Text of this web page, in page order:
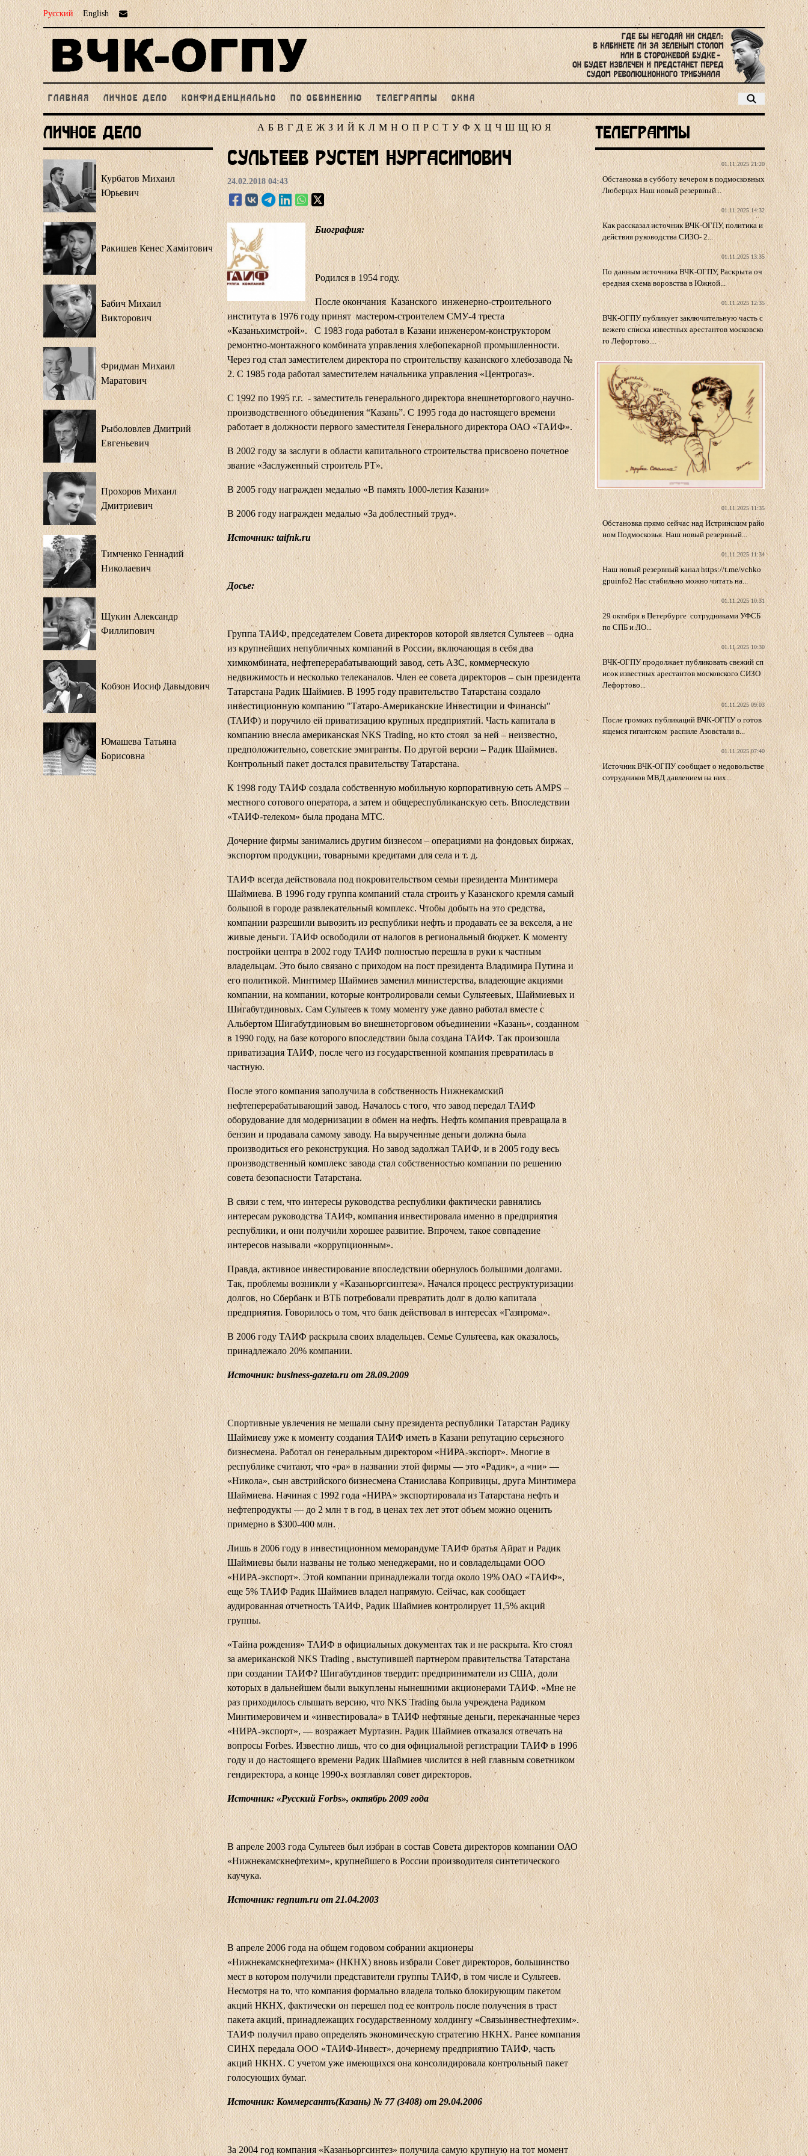
Русский English
ГЛАВНАЯ ЛИЧНОЕ ДЕЛО КОНФИДЕНЦИАЛЬНО ПО ОБВИНЕНИЮ ТЕЛЕГРАММЫ ОКНА
Личное Дело
Курбатов Михаил
Юрьевич
Ракишев Кенес Хамитович
Бабич Михаил
Викторович
Фридман Михаил
Маратович
Рыболовлев Дмитрий
Евгеньевич
Прохоров Михаил
Дмитриевич
Тимченко Геннадий
Николаевич
Щукин Александр
Филлипович
Кобзон Иосиф Давыдович
Юмашева Татьяна
Борисовна
А Б В Г Д Е Ж З И Й К Л М Н О П Р С Т У Ф Х Ц Ч Ш Щ Ю Я
Сультеев Рустем Нургасимович
24.02.2018 04:43
Биография:
Родился в 1954 году.
После окончания Казанского инженерно-строительного
института в 1976 году принят мастером-строителем СМУ-4 треста
«Казаньхимстрой». С 1983 года работал в Казани инженером-конструктором
ремонтно-монтажного комбината управления хлебопекарной промышленности.
Через год стал заместителем директора по строительству казанского хлебозавода №
2. С 1985 года работал заместителем начальника управления «Центрогаз».
С 1992 по 1995 г.г. - заместитель генерального директора внешнеторгового научно-
производственного объединения “Казань”. С 1995 года до настоящего времени
работает в должности первого заместителя Генерального директора ОАО «ТАИФ».
В 2002 году за заслуги в области капитального строительства присвоено почетное
звание «Заслуженный строитель РТ».
В 2005 году награжден медалью «В память 1000-летия Казани»
В 2006 году награжден медалью «За доблестный труд».
Источник: taifnk.ru
Досье:
Группа ТАИФ, председателем Совета директоров которой является Сультеев – одна
из крупнейших непубличных компаний в России, включающая в себя два
химкомбината, нефтеперерабатывающий завод, сеть АЗС, коммерческую
недвижимость и несколько телеканалов. Член ее совета директоров – сын президента
Татарстана Радик Шаймиев. В 1995 году правительство Татарстана создало
инвестиционную компанию "Татаро-Американские Инвестиции и Финансы"
(ТАИФ) и поручило ей приватизацию крупных предприятий. Часть капитала в
компанию внесла американская NKS Trading, но кто стоял за ней – неизвестно,
предположительно, советские эмигранты. По другой версии – Радик Шаймиев.
Контрольный пакет достался правительству Татарстана.
К 1998 году ТАИФ создала собственную мобильную корпоративную сеть AMPS –
местного сотового оператора, а затем и общереспубликанскую сеть. Впоследствии
«ТАИФ-телеком» была продана МТС.
Дочерние фирмы занимались другим бизнесом – операциями на фондовых биржах,
экспортом продукции, товарными кредитами для села и т. д.
ТАИФ всегда действовала под покровительством семьи президента Минтимера
Шаймиева. В 1996 году группа компаний стала строить у Казанского кремля самый
большой в городе развлекательный комплекс. Чтобы добыть на это средства,
компании разрешили вывозить из республики нефть и продавать ее за векселя, а не
живые деньги. ТАИФ освободили от налогов в региональный бюджет. К моменту
постройки центра в 2002 году ТАИФ полностью перешла в руки к частным
владельцам. Это было связано с приходом на пост президента Владимира Путина и
его политикой. Минтимер Шаймиев заменил министерства, владеющие акциями
компании, на компании, которые контролировали семьи Сультеевых, Шаймиевых и
Шигабутдиновых. Сам Сультеев к тому моменту уже давно работал вместе с
Альбертом Шигабутдиновым во внешнеторговом объединении «Казань», созданном
в 1990 году, на базе которого впоследствии была создана ТАИФ. Так произошла
приватизация ТАИФ, после чего из государственной компания превратилась в
частную.
После этого компания заполучила в собственность Нижнекамский
нефтеперерабатывающий завод. Началось с того, что завод передал ТАИФ
оборудование для модернизации в обмен на нефть. Нефть компания превращала в
бензин и продавала самому заводу. На вырученные деньги должна была
производиться его реконструкция. Но завод задолжал ТАИФ, и в 2005 году весь
производственный комплекс завода стал собственностью компании по решению
совета безопасности Татарстана.
В связи с тем, что интересы руководства республики фактически равнялись
интересам руководства ТАИФ, компания инвестировала именно в предприятия
республики, и они получили хорошее развитие. Впрочем, такое совпадение
интересов называли «коррупционным».
Правда, активное инвестирование впоследствии обернулось большими долгами.
Так, проблемы возникли у «Казаньоргсинтеза». Начался процесс реструктуризации
долгов, но Сбербанк и ВТБ потребовали превратить долг в долю капитала
предприятия. Говорилось о том, что банк действовал в интересах «Газпрома».
В 2006 году ТАИФ раскрыла своих владельцев. Семье Сультеева, как оказалось,
принадлежало 20% компании.
Источник: business-gazeta.ru от 28.09.2009
Спортивные увлечения не мешали сыну президента республики Татарстан Радику
Шаймиеву уже к моменту создания ТАИФ иметь в Казани репутацию серьезного
бизнесмена. Работал он генеральным директором «НИРА-экспорт». Многие в
республике считают, что «ра» в названии этой фирмы — это «Радик», а «ни» —
«Никола», сын австрийского бизнесмена Станислава Копривицы, друга Минтимера
Шаймиева. Начиная с 1992 года «НИРА» экспортировала из Татарстана нефть и
нефтепродукты — до 2 млн т в год, в ценах тех лет этот объем можно оценить
примерно в $300-400 млн.
Лишь в 2006 году в инвестиционном меморандуме ТАИФ братья Айрат и Радик
Шаймиевы были названы не только менеджерами, но и совладельцами ООО
«НИРА-экспорт». Этой компании принадлежали тогда около 19% ОАО «ТАИФ»,
еще 5% ТАИФ Радик Шаймиев владел напрямую. Сейчас, как сообщает
аудированная отчетность ТАИФ, Радик Шаймиев контролирует 11,5% акций
группы.
«Тайна рождения» ТАИФ в официальных документах так и не раскрыта. Кто стоял
за американской NKS Trading , выступившей партнером правительства Татарстана
при создании ТАИФ? Шигабутдинов твердит: предприниматели из США, доли
которых в дальнейшем были выкуплены нынешними акционерами ТАИФ. «Мне не
раз приходилось слышать версию, что NKS Trading была учреждена Радиком
Минтимеровичем и «инвестировала» в ТАИФ нефтяные деньги, перекачанные через
«НИРА-экспорт», — возражает Муртазин. Радик Шаймиев отказался отвечать на
вопросы Forbes. Известно лишь, что со дня официальной регистрации ТАИФ в 1996
году и до настоящего времени Радик Шаймиев числится в ней главным советником
гендиректора, а конце 1990-х возглавлял совет директоров.
Источник: «РусскийForbs», октябрь 2009 года
В апреле 2003 года Сультеев был избран в состав Совета директоров компании ОАО
«Нижнекамскнефтехим», крупнейшего в России производителя синтетического
каучука.
Источник: regnum.ru от 21.04.2003
В апреле 2006 года на общем годовом собрании акционеры
«Нижнекамскнефтехима» (НКНХ) вновь избрали Совет директоров, большинство
мест в котором получили представители группы ТАИФ, в том числе и Сультеев.
Несмотря на то, что компания формально владела только блокирующим пакетом
акций НКНХ, фактически он перешел под ее контроль после получения в траст
пакета акций, принадлежащих государственному холдингу «Связьинвестнефтехим».
ТАИФ получил право определять экономическую стратегию НКНХ. Ранее компания
СИНХ передала ООО «ТАИФ-Инвест», дочернему предприятию ТАИФ, часть
акций НКНХ. С учетом уже имеющихся она консолидировала контрольный пакет
голосующих бумаг.
Источник: Коммерсантъ(Казань) № 77 (3408) от 29.04.2006
За 2004 год компания «Казаньоргсинтез» получила самую крупную на тот момент
Телеграммы
01.11.2025 21:20
Обстановка в субботу вечером в подмосковных
Люберцах Наш новый резервный...
01.11.2025 14:32
Как рассказал источник ВЧК-ОГПУ, политика и
действия руководства СИЗО- 2...
01.11.2025 13:35
По данным источника ВЧК-ОГПУ, Раскрыта оч
ередная схема воровства в Южной...
01.11.2025 12:35
ВЧК-ОГПУ публикует заключительную часть с
вежего списка известных арестантов московско
го Лефортово....
01.11.2025 11:35
Обстановка прямо сейчас над Истринским райо
ном Подмосковья. Наш новый резервный...
01.11.2025 11:34
Наш новый резервный канал https://t.me/vchko
gpuinfo2 Нас стабильно можно читать на...
01.11.2025 10:31
29 октября в Петербурге сотрудниками УФСБ
по СПБ и ЛО...
01.11.2025 10:30
ВЧК-ОГПУ продолжает публиковать свежий сп
исок известных арестантов московского СИЗО
Лефортово...
01.11.2025 09:03
После громких публикаций ВЧК-ОГПУ о готов
ящемся гигантском распиле Азовстали в...
01.11.2025 07:40
Источник ВЧК-ОГПУ сообщает о недовольстве
сотрудников МВД давлением на них...